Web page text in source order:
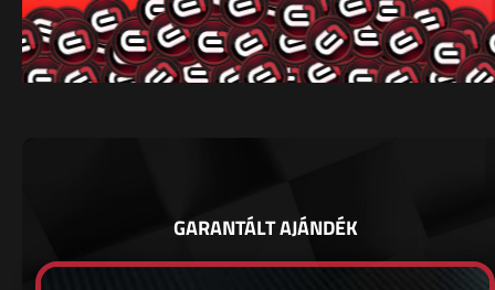
GARANTÁLT AJÁNDÉK